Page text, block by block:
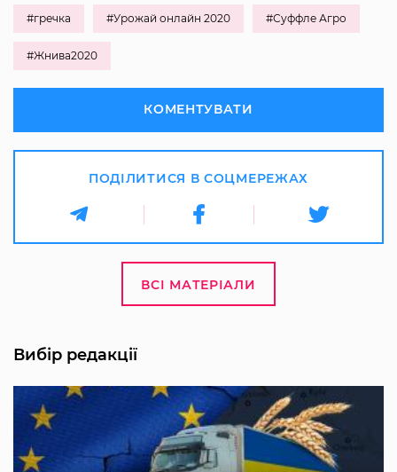
#гречка #Урожай онлайн 2020 #Суффле Агро
#Жнива2020
КОМЕНТУВАТИ
ПОДІЛИТИСЯ В СОЦМЕРЕЖАХ
ВСІ МАТЕРІАЛИ
Вибір редакції